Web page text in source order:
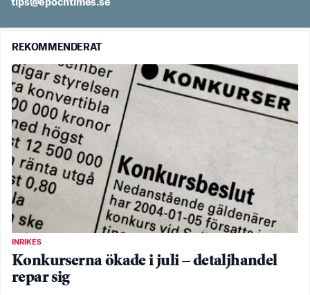
es.semithcope@spit
REKOMMENDERAT
INRIKES
Konkurserna ökade i juli – detaljhandel
repar sig